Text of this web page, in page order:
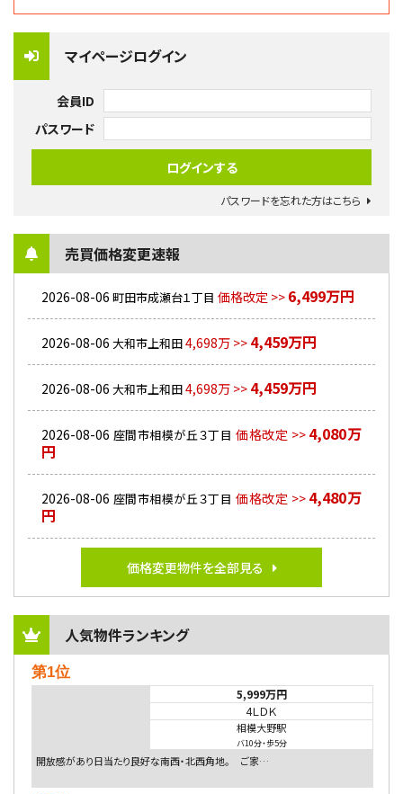
マイページログイン
会員ID
パスワード
パスワードを忘れた方はこちら
売買価格変更速報
2026-08-06 町田市成瀬台１丁目 価格改定 >> 6,499万円
2026-08-06 大和市上和田4,698万 >> 4,459万円
2026-08-06 大和市上和田4,698万 >> 4,459万円
2026-08-06 座間市相模が丘３丁目 価格改定 >> 4,080万
円
2026-08-06 座間市相模が丘３丁目 価格改定 >> 4,480万
円
価格変更物件を全部見る
人気物件ランキング
第1位
5,999万円
4ＬＤＫ
相模大野駅
バ10分・歩5分
開放感があり日当たり良好な南西・北西角地。 ご家…